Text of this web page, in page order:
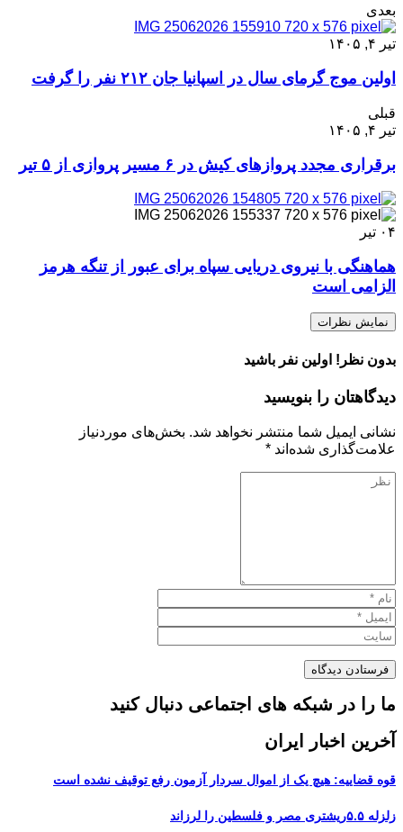
بعدی
تیر ۴, ۱۴۰۵
اولین موج گرمای سال در اسپانیا جان ۲۱۲ نفر را گرفت
قبلی
تیر ۴, ۱۴۰۵
برقراری مجدد پرواز‌های کیش در ۶ مسیر پروازی از ۵ تیر
۰۴ تیر
هماهنگی با نیروی دریایی سپاه برای عبور از تنگه هرمز
الزامی است
نمایش نظرات
بدون نظر! اولین نفر باشید
دیدگاهتان را بنویسید
نشانی ایمیل شما منتشر نخواهد شد. بخش‌های موردنیاز
علامت‌گذاری شده‌اند *
ما را در شبکه های اجتماعی دنبال کنید
آخرین اخبار ایران
قوه قضاییه: هیچ یک از اموال سردار آزمون رفع توقیف نشده است
زلزله ۵.۵ریشتری مصر و فلسطین را لرزاند